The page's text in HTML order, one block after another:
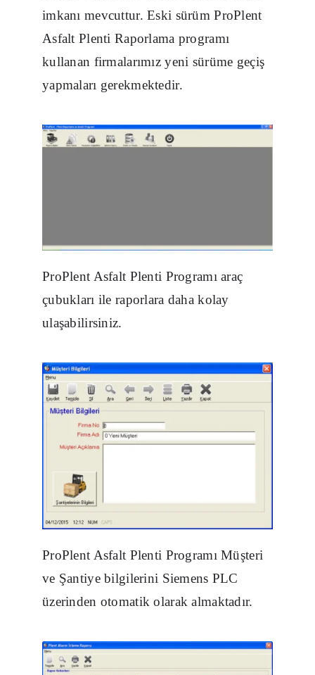
imkanı mevcuttur. Eski sürüm ProPlent
Asfalt Plenti Raporlama programı
kullanan firmalarımız yeni sürüme geçiş
yapmaları gerekmektedir.
ProPlent Asfalt Plenti Programı araç
çubukları ile raporlara daha kolay
ulaşabilirsiniz.
ProPlent Asfalt Plenti Programı Müşteri
ve Şantiye bilgilerini Siemens PLC
üzerinden otomatik olarak almaktadır.